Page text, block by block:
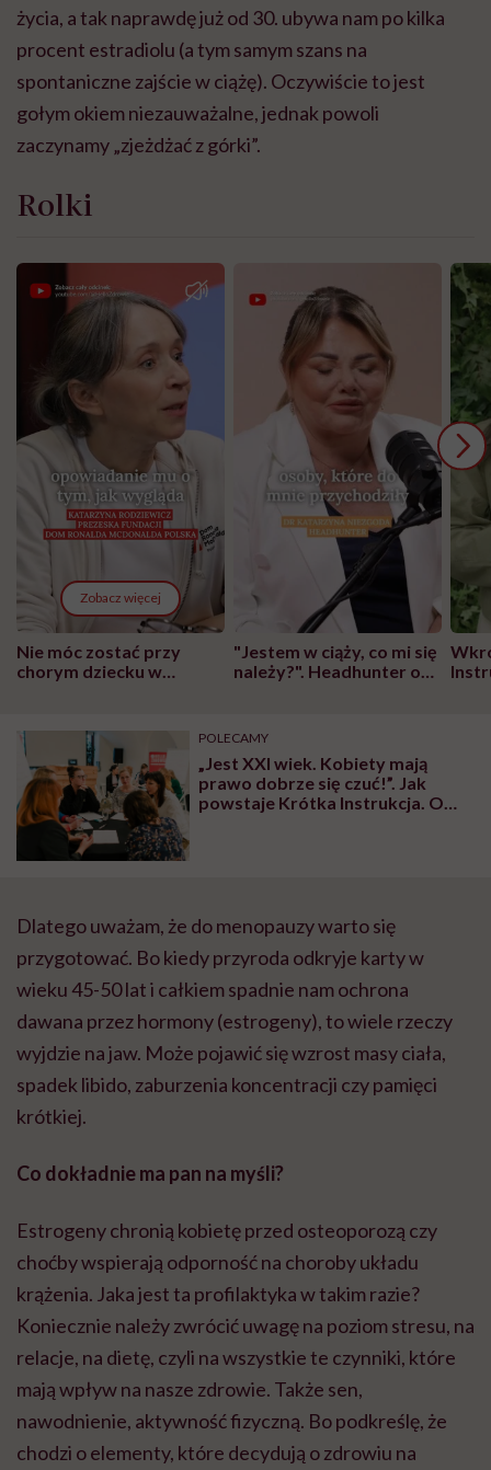
życia, a tak naprawdę już od 30. ubywa nam po kilka
procent estradiolu (a tym samym szans na
spontaniczne zajście w ciążę). Oczywiście to jest
gołym okiem niezauważalne, jednak powoli
zaczynamy „zjeżdżać z górki”.
Rolki
Zobacz więcej
Nie móc zostać przy
chorym dziecku w
może chyba tylko
głupota i brak
wyobraźni"
"Jestem w ciąży, co mi się
należy?". Headhunter o
pracy
POLECAMY
„Jest XXI wiek. Kobiety mają
prawo dobrze się czuć!”. Jak
powstaje Krótka Instrukcja. O
Dlatego uważam, że do menopauzy warto się
przygotować. Bo kiedy przyroda odkryje karty w
wieku 45-50 lat i całkiem spadnie nam ochrona
dawana przez hormony (estrogeny), to wiele rzeczy
wyjdzie na jaw. Może pojawić się wzrost masy ciała,
spadek libido, zaburzenia koncentracji czy pamięci
krótkiej.
Co dokładnie ma pan na myśli?
Estrogeny chronią kobietę przed osteoporozą czy
choćby wspierają odporność na choroby układu
krążenia. Jaka jest ta profilaktyka w takim razie?
Koniecznie należy zwrócić uwagę na poziom stresu, na
relacje, na dietę, czyli na wszystkie te czynniki, które
mają wpływ na nasze zdrowie. Także sen,
nawodnienie, aktywność fizyczną. Bo podkreślę, że
chodzi o elementy, które decydują o zdrowiu na